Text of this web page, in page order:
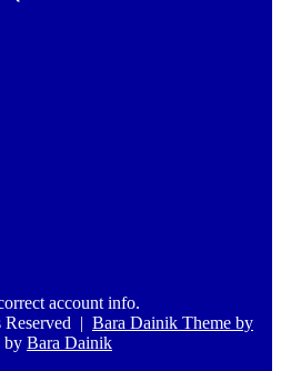
account info.
| Bara Dainik Theme by
by Bara Dainik